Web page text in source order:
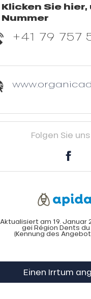
Klicken Sie hier,
Nummer
+41 79 757
Folgen Sie
Aktualisiert am 19. Januar
gei Région Dents du
(Kennung des
Einen Irrtum